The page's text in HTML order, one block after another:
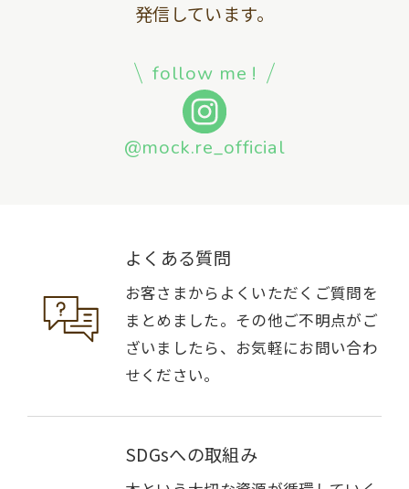
発信しています。
follow me !
@mock.re_official
よくある質問
お客さまからよくいただくご質問を
まとめました。その他ご不明点がご
ざいましたら、お気軽にお問い合わ
せください。
SDGsへの取組み